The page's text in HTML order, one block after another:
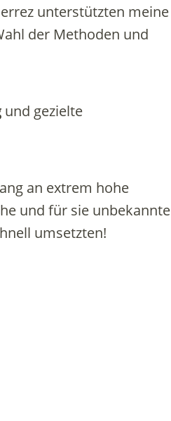
unterstützten meine
der Methoden und
und gezielte
an extrem hohe
und für sie unbekannte
umsetzten!